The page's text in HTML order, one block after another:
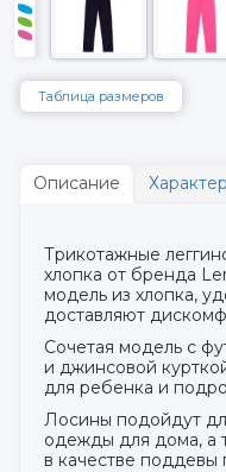
Таблица размеров
Описание
Трикотажные
хлопка от бренда
модель из хлопка,
доставляют
Сочетая модель с
и джинсовой
для ребенка и
Лосины подойдут
одежды для дома, а
в качестве